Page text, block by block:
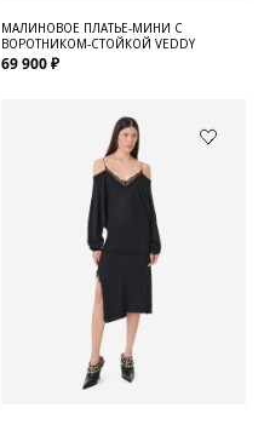
МАЛИНОВОЕ ПЛАТЬЕ-МИНИ С
ВОРОТНИКОМ-СТОЙКОЙ VEDDY
69 900 ₽